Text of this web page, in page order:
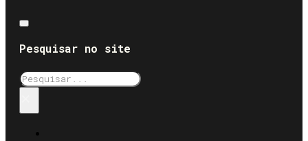
Pesquisar no site
Pesquisar